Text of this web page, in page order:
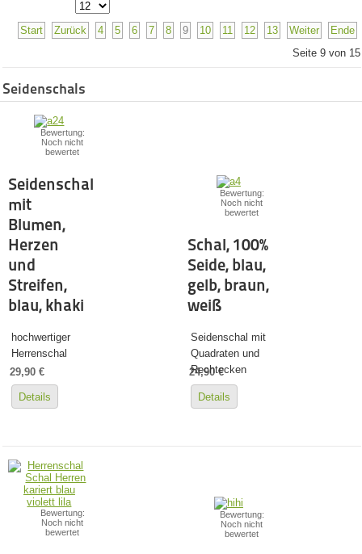
Start Zurück 4 5 6 7 8 9 10 11 12 13 Weiter
Ende
Seite 9 von 15
Seidenschals
Bewertung:
Noch nicht
bewertet
Seidenschal
mit
Blumen,
Herzen
und
Streifen,
blau, khaki
hochwertiger
Herrenschal
29,90 €
Details
Bewertung:
Noch nicht
bewertet
Schal, 100%
Seide, blau,
gelb, braun,
weiß
Seidenschal mit
Quadraten und
Rechtecken
24,90 €
Details
Bewertung:
Noch nicht
bewertet
Bewertung:
Noch nicht
bewertet